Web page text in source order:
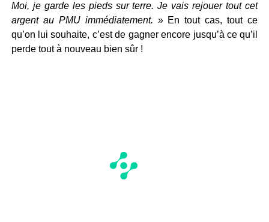
Moi, je garde les pieds sur terre. Je vais rejouer tout cet
argent au PMU immédiatement. » En tout cas, tout ce
qu’on lui souhaite, c’est de gagner encore jusqu’à ce qu’il
perde tout à nouveau bien sûr !